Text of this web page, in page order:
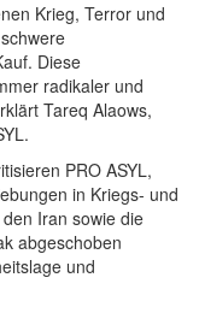
Krieg, Terror und
Diese
radikaler und
Tareq Alaows,
PRO ASYL,
in Kriegs- und
Iran sowie die
abgeschoben
und